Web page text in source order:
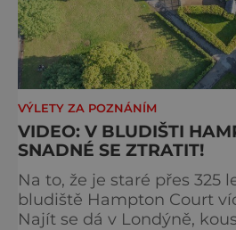
VÝLETY ZA POZNÁNÍM
VIDEO: V BLUDIŠTI
SNADNÉ SE ZTRATIT!
Na to, že je staré přes 325
bludiště Hampton Court
Najít se dá v Londýně,